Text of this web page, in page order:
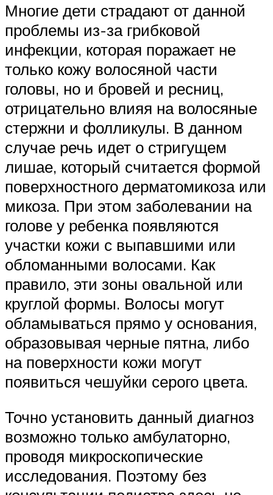
Многие дети страдают от данной
проблемы из-за грибковой
инфекции, которая поражает не
только кожу волосяной части
головы, но и бровей и ресниц,
отрицательно влияя на волосяные
стержни и фолликулы. В данном
случае речь идет о стригущем
лишае, который считается формой
поверхностного дерматомикоза или
микоза. При этом заболевании на
голове у ребенка появляются
участки кожи с выпавшими или
обломанными волосами. Как
правило, эти зоны овальной или
круглой формы. Волосы могут
обламываться прямо у основания,
образовывая черные пятна, либо
на поверхности кожи могут
появиться чешуйки серого цвета.
Точно установить данный диагноз
возможно только амбулаторно,
проводя микроскопические
исследования. Поэтому без